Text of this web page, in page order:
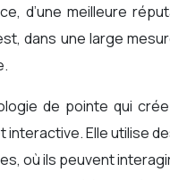
d’une meilleure
dans une large
de pointe qui
Elle utilise
où ils peuvent